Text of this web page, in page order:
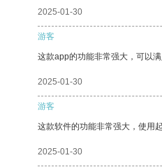
2025-01-30
游客
这款app的功能非常强大，可以
2025-01-30
游客
这款软件的功能非常强大，使用
2025-01-30